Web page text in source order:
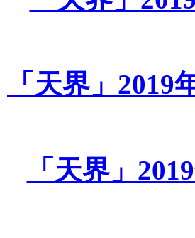
「天界」
「天界」